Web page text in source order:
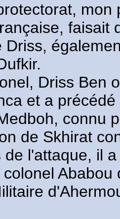
mon
faisait
Driss,
Driss Ben
et a
connu
de Skhirat
de l'attaque, il